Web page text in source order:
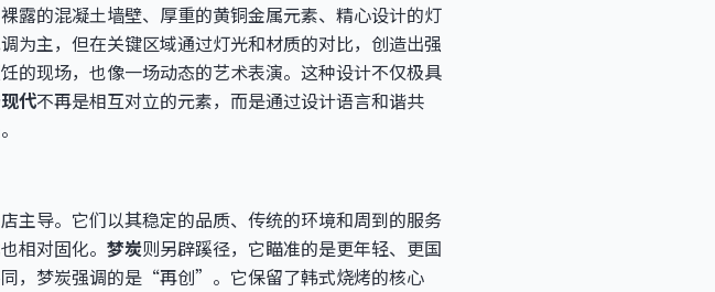
露的混凝土墙壁、厚重的黄铜金属元素、精心设计的灯
为主，但在关键区域通过灯光和材质的对比，创造出强
的现场，也像一场动态的艺术表演。这种设计不仅极具
代不再是相互对立的元素，而是通过设计语言和谐共
主导。它们以其稳定的品质、传统的环境和周到的服务
相对固化。 梦炭则另辟蹊径，它瞄准的是更年轻、更国
，梦炭强调的是“再创”。它保留了韩式烧烤的核心